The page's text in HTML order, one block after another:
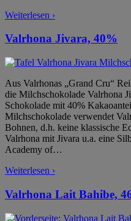
Weiterlesen ›
Valrhona Jivara, 40%
Aus Valrhonas „Grand Cru“
die Milchschokolade Valrhona
Schokolade mit 40%
Milchschokolade verwendet
Bohnen, d.h. keine klassische
Valrhona mit Jivara u.a. eine
Academy of…
Weiterlesen ›
Valrhona Lait Bahibe,